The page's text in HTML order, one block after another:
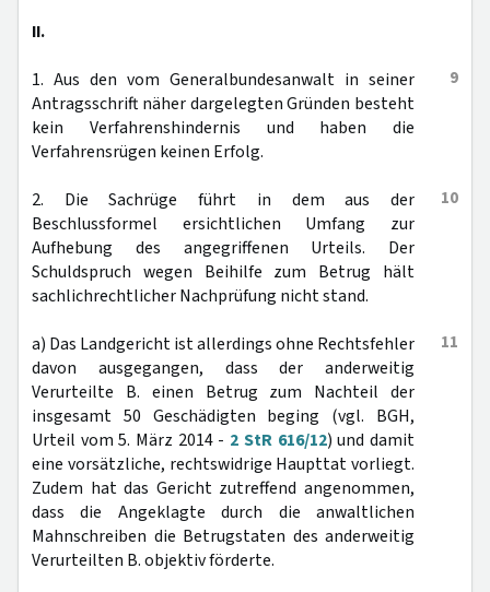
II.
9
1. Aus den vom Generalbundesanwalt in seiner
Antragsschrift näher dargelegten Gründen besteht
kein Verfahrenshindernis und haben die
Verfahrensrügen keinen Erfolg.
10
2. Die Sachrüge führt in dem aus der
Beschlussformel ersichtlichen Umfang zur
Aufhebung des angegriffenen Urteils. Der
Schuldspruch wegen Beihilfe zum Betrug hält
sachlichrechtlicher Nachprüfung nicht stand.
11
a) Das Landgericht ist allerdings ohne Rechtsfehler
davon ausgegangen, dass der anderweitig
Verurteilte B. einen Betrug zum Nachteil der
insgesamt 50 Geschädigten beging (vgl. BGH,
Urteil vom 5. März 2014 - 2 StR 616/12) und damit
eine vorsätzliche, rechtswidrige Haupttat vorliegt.
Zudem hat das Gericht zutreffend angenommen,
dass die Angeklagte durch die anwaltlichen
Mahnschreiben die Betrugstaten des anderweitig
Verurteilten B. objektiv förderte.